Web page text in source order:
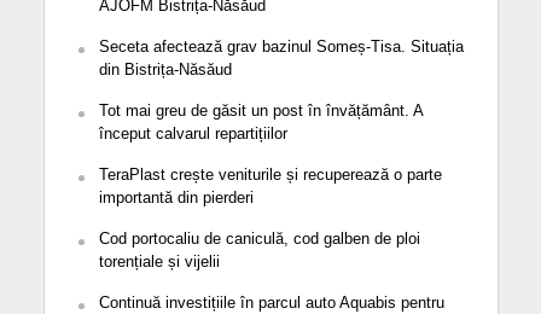
AJOFM Bistrița-Năsăud
Seceta afectează grav bazinul Someș-Tisa. Situația
din Bistrița-Năsăud
Tot mai greu de găsit un post în învățământ. A
început calvarul repartițiilor
TeraPlast crește veniturile și recuperează o parte
importantă din pierderi
Cod portocaliu de caniculă, cod galben de ploi
torențiale și vijelii
Continuă investițiile în parcul auto Aquabis pentru